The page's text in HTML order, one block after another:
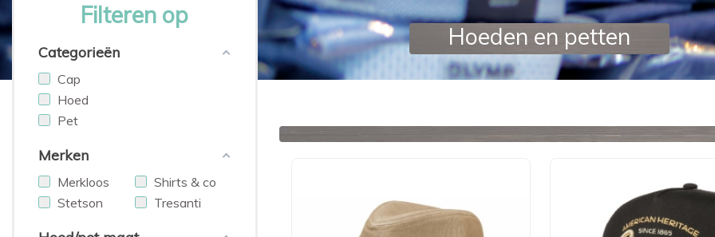
Filteren op
Categorieën
Cap
Hoed
Pet
Merken
Merkloos
Shirts & co
Stetson
Tresanti
Hoeden en petten